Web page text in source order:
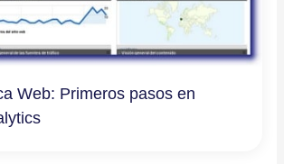
Web: Primeros pasos en